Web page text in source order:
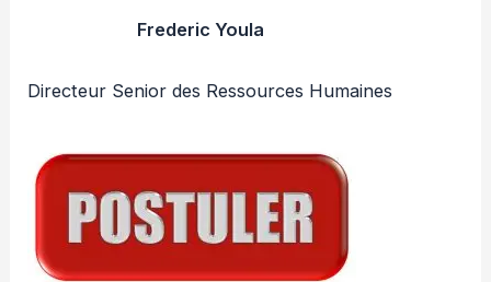
Frederic Youla
Directeur Senior des Ressources Humaines